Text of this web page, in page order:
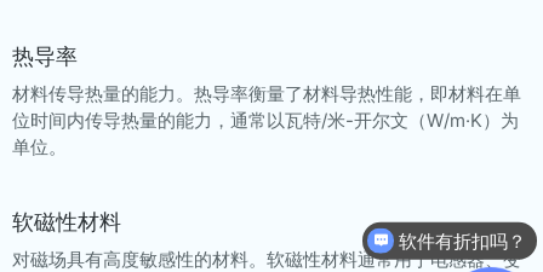
热导率
材料传导热量的能力。热导率衡量了材料导热性能，即材料在单
位时间内传导热量的能力，通常以瓦特/米-开尔文（W/m·K）为
单位。
软磁性材料
对磁场具有高度敏感性的材料。软磁性材料通常用于电感器、变
软件有折扣吗？